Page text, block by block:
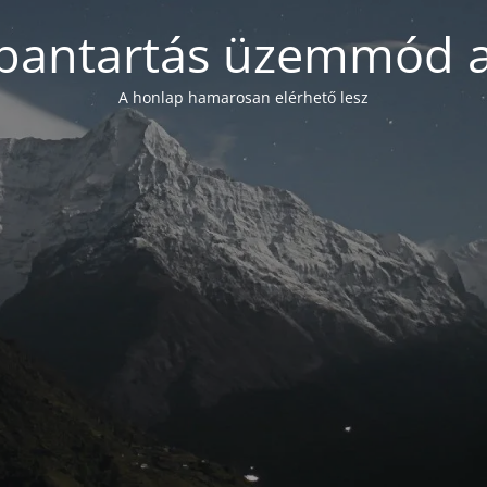
üzemmód
A honlap hamarosan elérhető lesz